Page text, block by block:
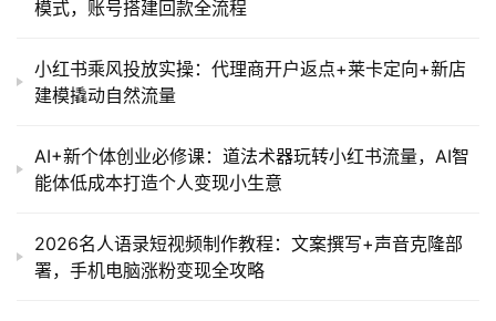
模式，账号搭建回款全流程
小红书乘风投放实操：代理商开户返点+莱卡定向+新店
建模撬动自然流量
AI+新个体创业必修课：道法术器玩转小红书流量，AI智
能体低成本打造个人变现小生意
2026名人语录短视频制作教程：文案撰写+声音克隆部
署，手机电脑涨粉变现全攻略